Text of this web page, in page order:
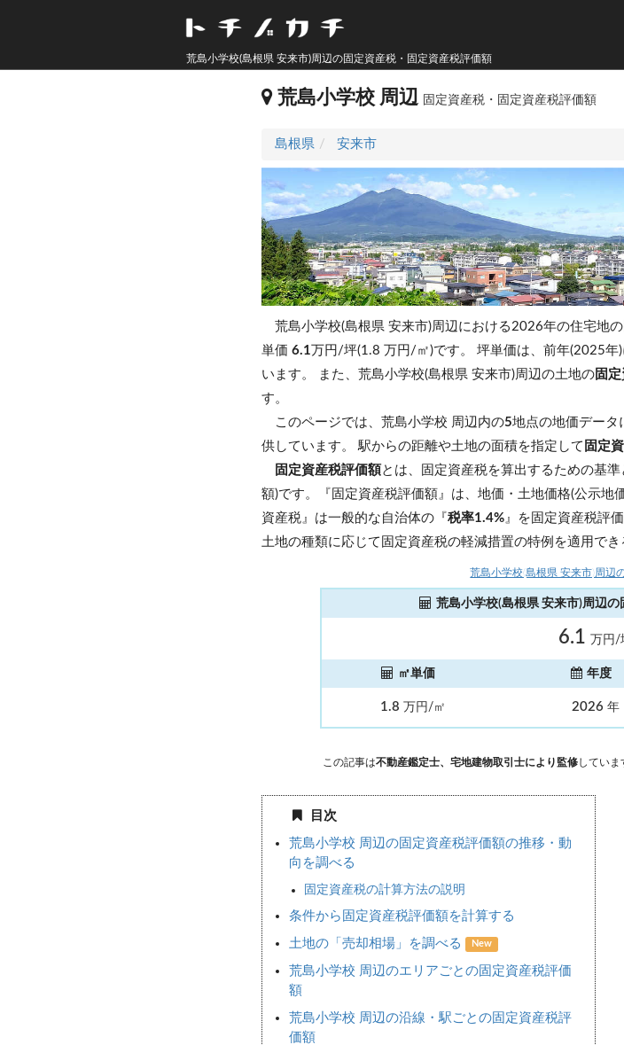
荒島小学校(島根県 安来市)周辺の固定資産税・固定資産税評価額
荒島小学校 周辺 固定資産税・固定資産税評価額
島根県 安来市
荒島小学校(島根県 安来市)周辺における2026年の住宅地の
単価6.1 万円/坪(1.8 万円/㎡)です。坪単価は、前年(2025年
います。
また、荒島小学校(島根県 安来市)周辺の土地の 固
す。
このページでは、荒島小学校 周辺内の5地点の地価データ
供しています。 駅からの距離や土地の面積を指定して 固定
固定資産税評価額 とは、固定資産税を算出するための基
額)です。『固定資産税評価額』は、地価・土地価格(公示地
資産税』は一般的な自治体の『税率1.4%』を固定資産税評
土地の種類に応じて固定資産税の軽減措置の特例を適用でき
荒島小学校(島根県 安来市)周辺
荒島小学校(島根県 安来市)周辺
6.1 万円/
㎡単価 年度
1.8 万円/㎡ 2026 年
この記事は不動産鑑定士、宅地建物取引士により監修していま
目次
荒島小学校 周辺の固定資産税評価額の推移・動
向を調べる
固定資産税の計算方法の説明
条件から固定資産税評価額を計算する
土地の「売却相場」を調べる New
荒島小学校 周辺のエリアごとの固定資産税評価
額
荒島小学校 周辺の沿線・駅ごとの固定資産税評
価額